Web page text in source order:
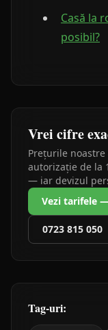
Casă la
posibil?
Vrei cifre
Prețurile
autorizație de la
— iar devizul
Vezi tarifele
0723 815 050
Tag-uri: